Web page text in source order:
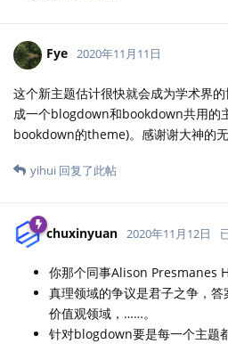
Fye 2020年11月11日
这个新主题估计很快就会成为学术界
成一个blogdown和bookdown共用的
bookdown的theme)。感谢谢大神的无
yihui 回复了此帖
chuxinyuan 2020年11月12日
你那个同事Alison Presmanes
真理领域的争议是君子之争，答
价值观领域，……。
针对blogdown要是每一个主题